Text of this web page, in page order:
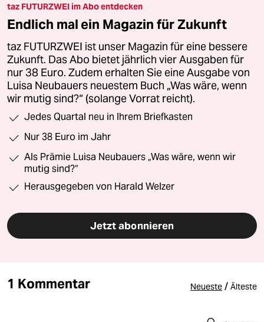
taz FUTURZWEI im Abo entdecken
Endlich mal ein Magazin für Zukunft
taz FUTURZWEI ist unser Magazin für eine bessere
Zukunft. Das Abo bietet jährlich vier Ausgaben für
nur 38 Euro. Zudem erhalten Sie eine Ausgabe von
Luisa Neubauers neuestem Buch „Was wäre, wenn
wir mutig sind?“ (solange Vorrat reicht).
Jedes Quartal neu in Ihrem Briefkasten
Nur 38 Euro im Jahr
Als Prämie Luisa Neubauers „Was wäre, wenn wir
mutig sind?“
Herausgegeben von Harald Welzer
Jetzt abonnieren
1 Kommentar Neueste / Älteste